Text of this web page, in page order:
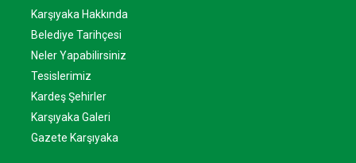
Karşıyaka Hakkında
Belediye Tarihçesi
Neler Yapabilirsiniz
Tesislerimiz
Kardeş Şehirler
Karşıyaka Galeri
Gazete Karşıyaka